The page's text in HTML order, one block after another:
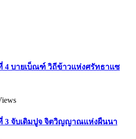
4 บายเบ็ณฑ์ วิถีข้าวแห่งศรัทธาแซ
3 จับเดิมปูจ จิตวิญญาณแห่งผืนนา